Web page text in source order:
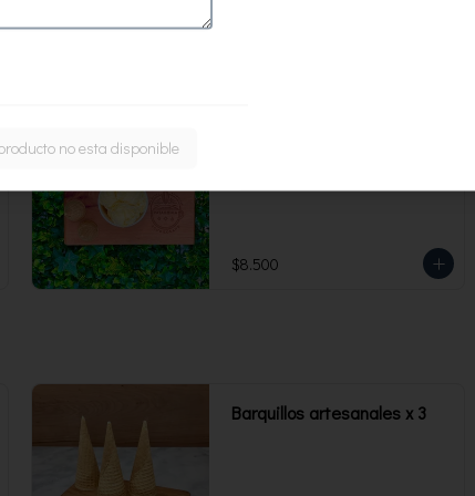
$8.500
Barquillos artesanales x 3
no esta disponible